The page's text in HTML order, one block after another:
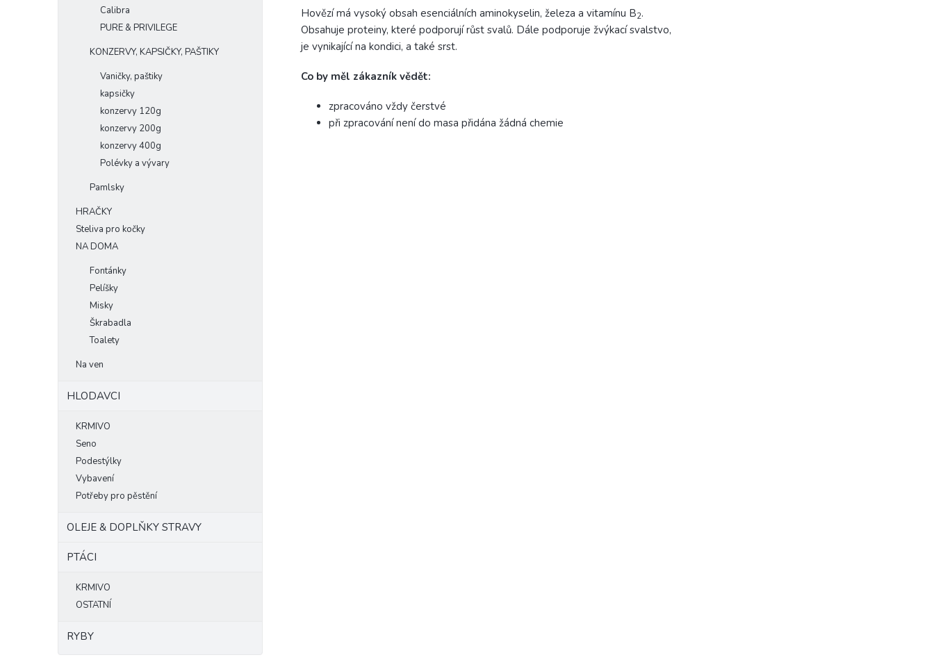
Calibra
PURE & PRIVILEGE
KONZERVY, KAPSIČKY, PAŠTIKY
Vaničky, paštiky
kapsičky
konzervy 120g
konzervy 200g
konzervy 400g
Polévky a vývary
Pamlsky
HRAČKY
Steliva pro kočky
NA DOMA
Fontánky
Pelíšky
Misky
Škrabadla
Toalety
Na ven
HLODAVCI
KRMIVO
Seno
Podestýlky
Vybavení
Potřeby pro pěstění
OLEJE & DOPLŇKY STRAVY
PTÁCI
KRMIVO
OSTATNÍ
RYBY
Hovězí má vysoký obsah esenciálních aminokyselin, železa a vitamínu B2.
Obsahuje proteiny, které podporují růst svalů. Dále podporuje žvýkací svalstvo,
je vynikající na kondici, a také srst.
Co by měl zákazník vědět:
zpracováno vždy čerstvé
při zpracování není do masa přidána žádná chemie